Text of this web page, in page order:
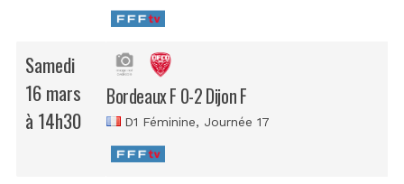
Samedi
16 mars
à 14h30
Bordeaux F 0-2 Dijon F
D1 Féminine, Journée 17